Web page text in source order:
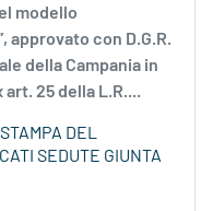
modello
approvato con D.G.R.
della Campania in
25 della L.R....
DEL
SEDUTE GIUNTA